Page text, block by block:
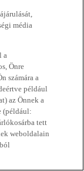
média
a
Önre
számára a
például
az Önnek a
(például:
tett
weboldalain